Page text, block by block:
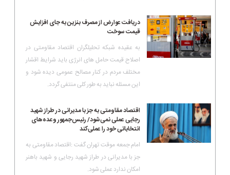
دریافت عوارض از مصرف بنزین به جای افزایش
قیمت سوخت
به عقیده شبکه تحلیلگران اقتصاد مقاومتی در
اصلاح قیمت حامل های انرژی باید شرایط اقشار
مختلف مردم در کنار مصالح عمومی دیده شود و
این مسئله نباید به طور کلی منتفی گردد.
اقتصاد مقاومتی به جز با مدیرانی در طراز شهید
رجایی عملی نمی‌شود/ رئیس‌جمهور وعده‌های
انتخاباتی خود را عملی‌کند
امام جمعه موقت تهران گفت :اقتصاد مقاومتی به
جز با مدیرانی در طراز شهید رجایی و شهید باهنر
امکان ندارد عملی شود.